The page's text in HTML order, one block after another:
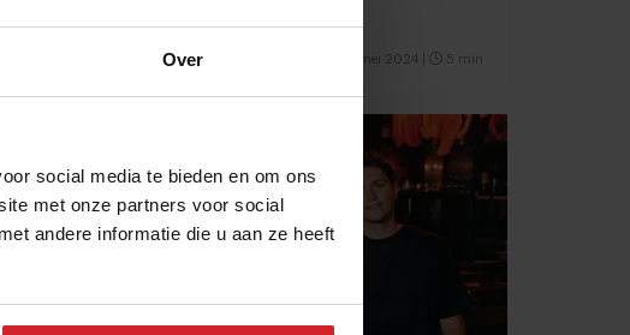
Over
social media te bieden en om ons
met onze partners voor social
andere informatie die u aan ze heeft
30 mei 2024 5 min
Foodservice